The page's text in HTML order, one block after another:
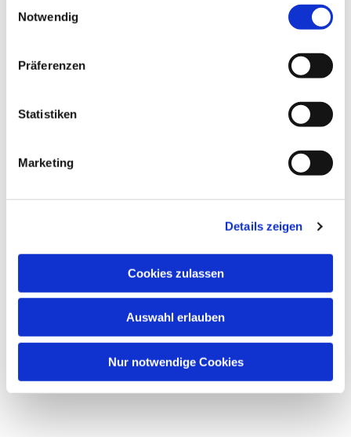
Notwendig
Präferenzen
Statistiken
Marketing
Details zeigen
Cookies zulassen
Auswahl erlauben
Nur notwendige Cookies
Dies könnte Sie auch